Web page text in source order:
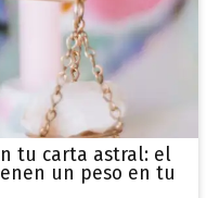
tu carta astral: el
un peso en tu